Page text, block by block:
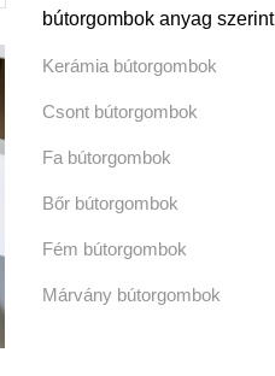
bútorgombok anyag szerint
Kerámia bútorgombok
Csont bútorgombok
Fa bútorgombok
Bőr bútorgombok
Fém bútorgombok
Márvány bútorgombok